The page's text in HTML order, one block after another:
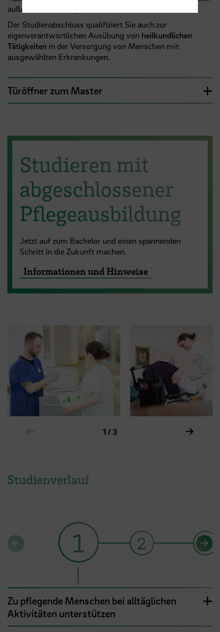
außerhalb von Europa.
Der Studienabschluss qualifiziert Sie auch zur
eigenverantwortlichen Ausübung von heilkundlichen
Tätigkeiten in der Versorgung von Menschen mit
ausgewählten Erkrankungen.
Türöffner zum Master
Studieren mit
abgeschlossener
Pflegeausbildung
Jetzt auf zum Bachelor und einen spannenden
Schritt in die Zukunft machen.
Informationen und Hinweise
Zeige vorheriges Element im Karussell Zeige
1 / 3
Studienverlauf
1 2 3
Zu pflegende Menschen bei alltäglichen
Aktivitäten unterstützen